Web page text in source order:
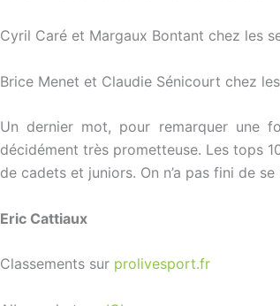
Cyril Caré et Margaux Bontant chez les
Brice Menet et Claudie Sénicourt chez
Un dernier mot, pour remarquer une
décidément très prometteuse. Les tops
de cadets et juniors. On n’a pas fini de
Eric Cattiaux
Classements sur prolivesport.fr